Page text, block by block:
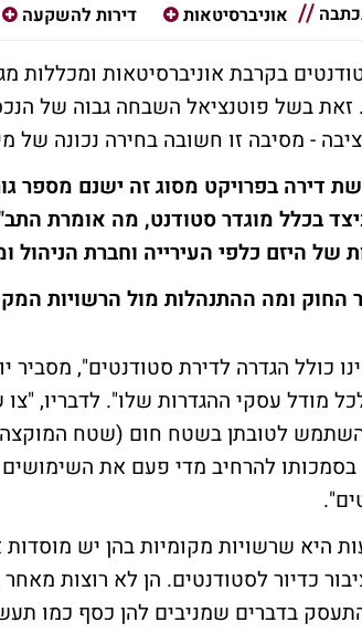
אוניברסיטאות דירות להשקעה
בקרבת אוניברסיטאות
זאת בשל פוטנציאל השבחה גבוה של
- מסיבה זו חשובה בחירה נכונה של
דירה בפרויקט מסוג זה ישנם מספר
בכלל מוגדר סטודנט, מה אומרת
של היזם כלפי העירייה וחברת
החוק ומה ההתנהלות מול הרשויות
כולל הגדרה לדירת סטודנטים", מסביר
מודל עסקי ההגדרות שלו". לדבריו,
לטובתן בשטח חום (שטח המוקצה
להרחיב מדי פעם את
היא שרשויות מקומיות בהן יש
כדיור לסטודנטים. הן לא רוצות
בדברים שמניבים להן כסף כמו